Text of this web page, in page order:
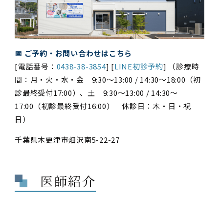
📅 ご予約・お問い合わせはこちら
[電話番号： 0438-38-3854] [LINE初診予約] （診療時
間：月・火・水・金 9:30〜13:00 / 14:30〜18:00（初
診最終受付17:00）、土 9:30〜13:00 / 14:30〜
17:00（初診最終受付16:00） 休診日：木・日・祝
日）
千葉県木更津市畑沢南5-22-27
医師紹介